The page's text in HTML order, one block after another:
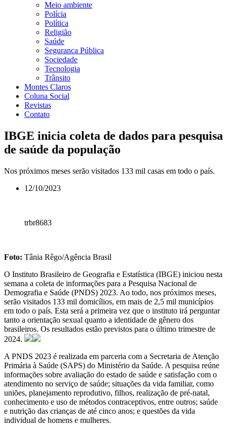
Meio ambiente
Polícia
Política
Religião
Saúde
Seguranca Pública
Sociedade
Tecnologia
Trânsito
Montes Claros
Coluna Social
Revistas
Contato
IBGE inicia coleta de dados para pesquisa
de saúde da população
Nos próximos meses serão visitados 133 mil casas em todo o país.
12/10/2023
trbr8683
Foto: Tânia Rêgo/Agência Brasil
O Instituto Brasileiro de Geografia e Estatística (IBGE) iniciou nesta
semana a coleta de informações para a Pesquisa Nacional de
Demografia e Saúde (PNDS) 2023. Ao todo, nos próximos meses,
serão visitados 133 mil domicílios, em mais de 2,5 mil municípios
em todo o país. Esta será a primeira vez que o instituto irá perguntar
tanto a orientação sexual quanto a identidade de gênero dos
brasileiros. Os resultados estão previstos para o último trimestre de
2024.
A PNDS 2023 é realizada em parceria com a Secretaria de Atenção
Primária à Saúde (SAPS) do Ministério da Saúde. A pesquisa reúne
informações sobre avaliação do estado de saúde e satisfação com o
atendimento no serviço de saúde; situações da vida familiar, como
uniões, planejamento reprodutivo, filhos, realização de pré-natal,
conhecimento e uso de métodos contraceptivos, entre outros; saúde
e nutrição das crianças de até cinco anos; e questões da vida
individual de homens e mulheres.